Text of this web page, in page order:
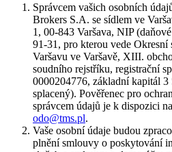
Správcem vašich osobních
Brokers S.A. se sídlem ve
1, 00-843 Varšava, NIP
91-31, pro kterou vede Okresní
Varšavu ve Varšavě, XIII.
soudního rejstříku, registrační
0000204776, základní kapitál
splacený). Pověřenec pro
správcem údajů je k dispozici
odo@tms.pl.
Vaše osobní údaje budou
plnění smlouvy o poskytování